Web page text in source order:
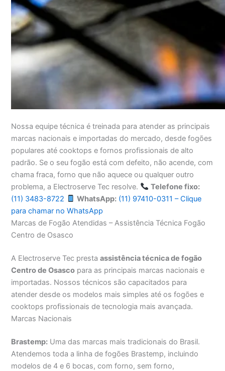
Nossa equipe técnica é treinada para atender as principais
marcas nacionais e importadas do mercado, desde fogões
populares até cooktops e fornos profissionais de alto
padrão. Se o seu fogão está com defeito, não acende, com
chama fraca, forno que não aquece ou qualquer outro
problema, a Electroserve Tec resolve.
Telefone fixo:
(11) 3483-8722
WhatsApp: (11) 97410-0311 – Clique
para chamar no WhatsApp
Marcas de Fogão Atendidas – Assistência Técnica Fogão
Centro de Osasco
A Electroserve Tec prestaassistência técnica de fogão
Centro de Osasco para as principais marcas nacionais e
importadas. Nossos técnicos são capacitados para
atender desde os modelos mais simples até os fogões e
cooktops profissionais de tecnologia mais avançada.
Marcas Nacionais
Brastemp: Uma das marcas mais tradicionais do Brasil.
Atendemos toda a linha de fogões Brastemp, incluindo
modelos de 4 e 6 bocas, com forno, sem forno,